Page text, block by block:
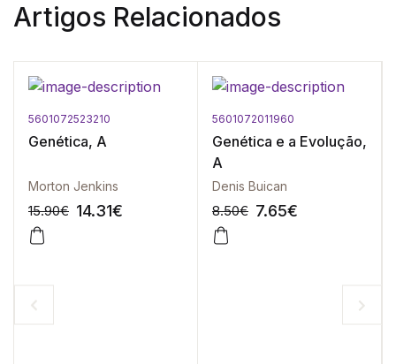
Artigos Relacionados
5601072523210
Genética, A
Morton Jenkins
15.90€ 14.31€
-10%
5601072011960
Genética e a Evolução,
A
Denis Buican
8.50€ 7.65€